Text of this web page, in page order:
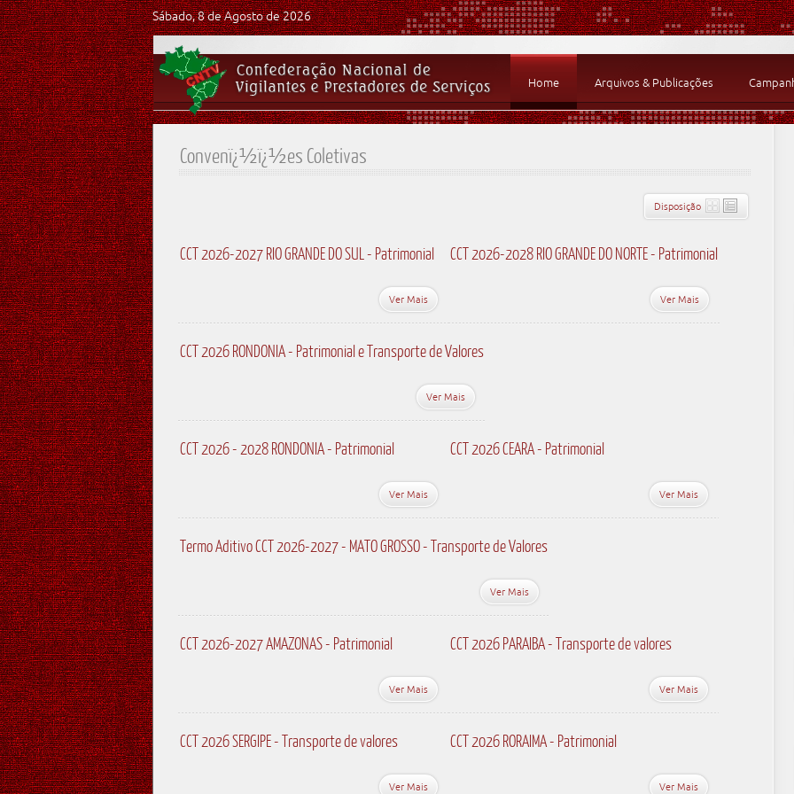
Sábado, 8 de Agosto de 2026
Home Arquivos & Publicações
Convenï¿½ï¿½es Coletivas
Disposição
CCT 2026-2027 RIO GRANDE DO SUL - Patrimonial
Ver Mais
CCT 2026-2028 RIO GRANDE DO NORTE - Patrimonial
Ver Mais
CCT 2026 RONDONIA - Patrimonial e Transporte de Valores
Ver Mais
CCT 2026 - 2028 RONDONIA - Patrimonial
Ver Mais
CCT 2026 CEARA - Patrimonial
Ver Mais
Termo Aditivo CCT 2026-2027 - MATO GROSSO - Transporte de Valores
Ver Mais
CCT 2026-2027 AMAZONAS - Patrimonial
Ver Mais
CCT 2026 PARAIBA - Transporte de valores
Ver Mais
CCT 2026 SERGIPE - Transporte de valores
Ver Mais
CCT 2026 RORAIMA - Patrimonial
Ver Mais